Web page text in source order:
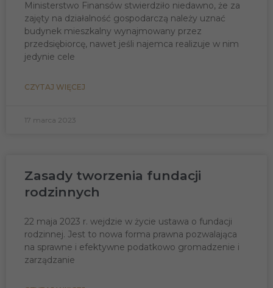
Ministerstwo Finansów stwierdziło niedawno, że za
zajęty na działalność gospodarczą należy uznać
budynek mieszkalny wynajmowany przez
przedsiębiorcę, nawet jeśli najemca realizuje w nim
jedynie cele
CZYTAJ WIĘCEJ
17 marca 2023
Zasady tworzenia fundacji
rodzinnych
22 maja 2023 r. wejdzie w życie ustawa o fundacji
rodzinnej. Jest to nowa forma prawna pozwalająca
na sprawne i efektywne podatkowo gromadzenie i
zarządzanie